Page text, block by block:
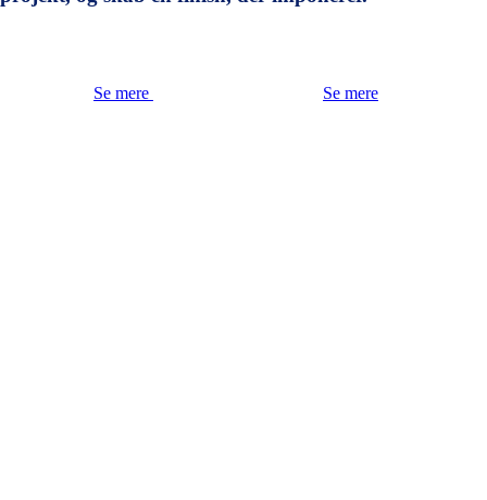
Se mere Se mere